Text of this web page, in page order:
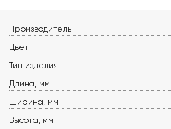
Производитель
Цвет
Тип изделия
Длина, мм
Ширина, мм
Высота, мм